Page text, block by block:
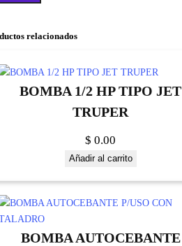
relacionados
BOMBA 1/2 HP TIPO JET
TRUPER
$ 0.00
Añadir al carrito
BOMBA AUTOCEBANTE